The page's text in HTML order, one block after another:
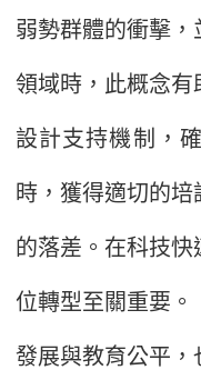
弱勢群體的衝擊
領域時，此概念
設計支持機制，
時，獲得適切的
的落差。在科技
位轉型至關重要
發展與教育公平